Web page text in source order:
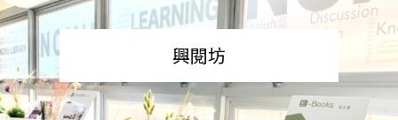
興閱坊